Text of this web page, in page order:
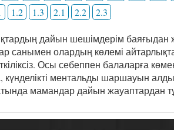
1.2 1.3 2.1 2.2 2.3
дайын шешімдерім баяғыдан
санымен олардың көлемі
Осы себеппен балаларға
күнделікті ментальды шаршауын
мамандар дайын жауаптардан